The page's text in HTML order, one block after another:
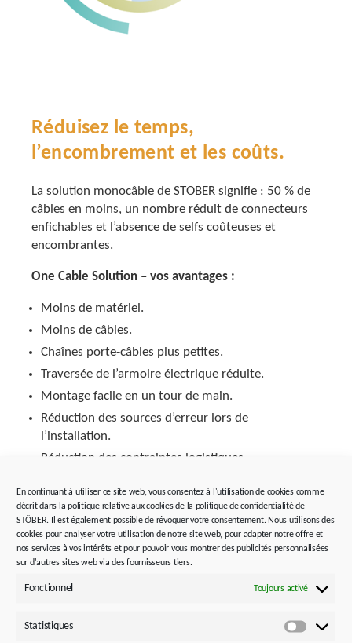
En continuant à utiliser ce site web, vous consentez à l'utilisation de cookies comme
décrit dans la politique relative aux cookies de la politique de confidentialité de
STÖBER. Il est également possible de révoquer votre consentement. Nous utilisons des
cookies pour analyser votre utilisation de notre site web, pour adapter notre offre et
nos services à vos intérêts et pour pouvoir vous montrer des publicités personnalisées
sur d'autres sites web via des fournisseurs tiers.
Fonctionnel Toujours activé
Statistiques
Réduisez le temps,
l’encombrement et les coûts.
La solution monocâble de STOBER signifie : 50 % de
câbles en moins, un nombre réduit de connecteurs
enfichables et l’absence de selfs coûteuses et
encombrantes.
One Cable Solution – vos avantages :
Moins de matériel.
Moins de câbles.
Chaînes porte-câbles plus petites.
Traversée de l’armoire électrique réduite.
Montage facile en un tour de main.
Réduction des sources d’erreur lors de
l’installation.
Réduction des contraintes logistiques.
Plus de place dans l’armoire électrique.
Réduction significative des coûts de matériel et
d’installation.
Réduisez les temps de montage, gérez le matériel et
des économies d’argent à la clé.